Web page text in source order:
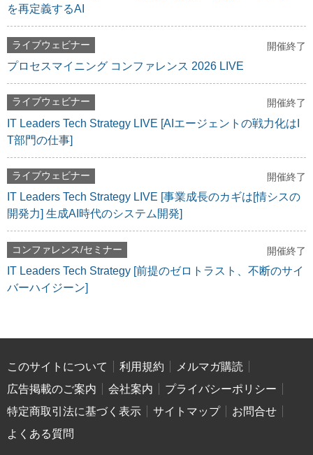
を再定義するAI
ライブウェビナー 開催終了
プロセスマイニング コンファレンス 2026 LIVE
ライブウェビナー 開催終了
IT Leaders Tech Strategy LIVE [AIエージェントの戦力化はI
T部門の仕事]
ライブウェビナー 開催終了
IT Leaders Tech Strategy LIVE [事業成長のカギは[情シスの
開発力] 生成AI時代のシステム開発]
コンファレンス/セミナー 開催終了
IT Leaders Tech Strategy [前提のゼロトラスト、不断のサイ
バーハイジーン]
このサイトについて 利用規約
メルマガ購読
広告掲載のご案内
会社案内
プライバシーポリシー
特定商取引法に基づく表示
サイトマップ
お問合せ
よくある質問